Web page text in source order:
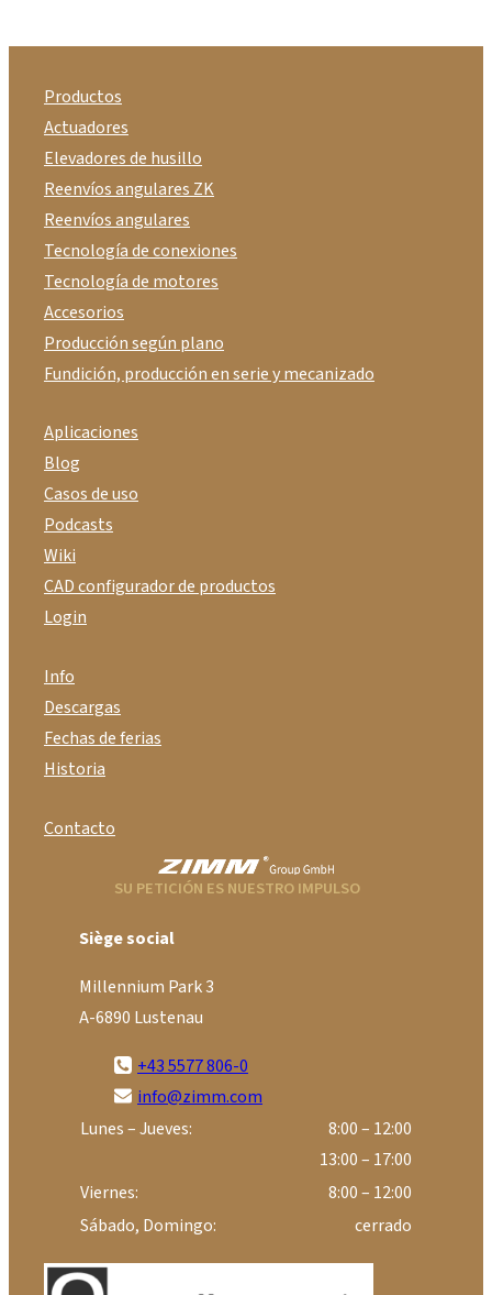
Productos
Actuadores
Elevadores de husillo
Reenvíos angulares ZK
Reenvíos angulares
Tecnología de conexiones
Tecnología de motores
Accesorios
Producción según plano
Fundición, producción en serie y mecanizado
Aplicaciones
Blog
Casos de uso
Podcasts
Wiki
CAD configurador de productos
Login
Info
Descargas
Fechas de ferias
Historia
Contacto
SU PETICIÓN ES NUESTRO IMPULSO
Siège social
Millennium Park 3
A-6890 Lustenau
+43 5577 806-0
info@zimm.com
Lunes – Jueves:
8:00 – 12:00
13:00 – 17:00
Viernes:
8:00 – 12:00
Sábado, Domingo:
cerrado